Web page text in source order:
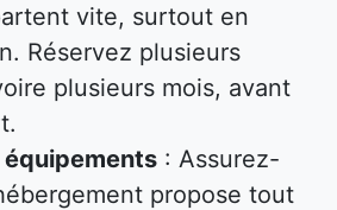
vite, surtout en
Réservez plusieurs
plusieurs mois, avant
: Assurez-
propose tout